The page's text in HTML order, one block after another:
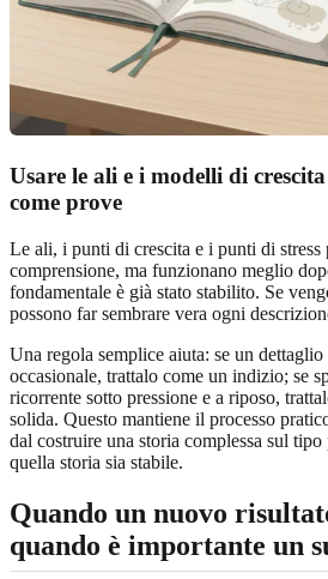
Usare le ali e i modelli di
come prove
Le ali, i punti di crescita e i punti di stress
comprensione, ma funzionano meglio
fondamentale è già stato stabilito. Se
possono far sembrare vera ogni
Una regola semplice aiuta: se un dettaglio
occasionale, trattalo come un indizio; se
ricorrente sotto pressione e a riposo,
solida. Questo mantiene il processo
dal costruire una storia complessa sul
quella storia sia stabile.
Quando un nuovo
quando è importante un